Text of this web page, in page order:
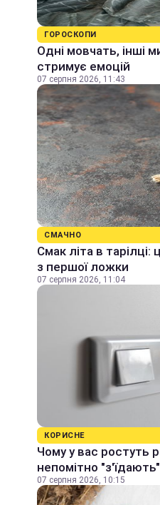
ГОРОСКОПИ
Одні мовчать, інші
стримує емоцій
07 серпня 2026, 11:43
СМАЧНО
Смак літа в
з першої ложки
07 серпня 2026, 11:04
КОРИСНЕ
Чому у вас ростуть
непомітно
07 серпня 2026, 10:15